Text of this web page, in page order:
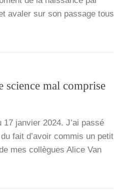
ava­ler sur son pas­sage tous
mal comprise
17 jan­vier 2024. J’ai pas­sé
fait d’a­voir com­mis un petit
mes col­lègues Alice Van